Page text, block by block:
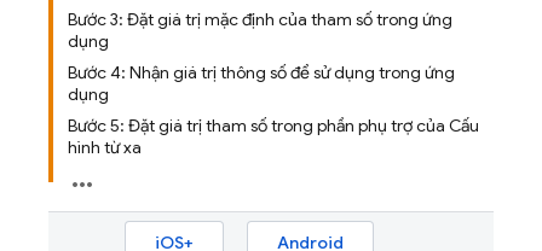
Bước 3: Đặt giá trị mặc định của tham số trong ứng
dụng
Bước 4: Nhận giá trị thông số để sử dụng trong ứng
dụng
Bước 5: Đặt giá trị tham số trong phần phụ trợ của Cấu
hình từ xa
iOS+
Android